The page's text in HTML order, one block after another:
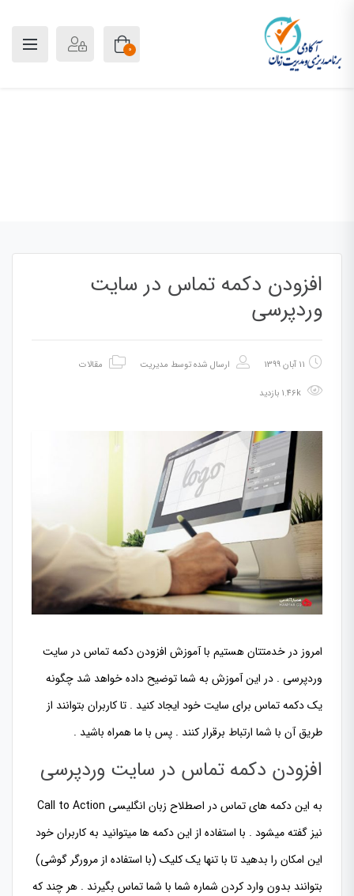
0
افزودن دکمه تماس در سایت
وردپرسی
11 آبان 1399 ارسال شده توسط مدیریت مقالات
امروز در خدمتتان هستیم با آموزش افزودن دکمه تماس در سایت
وردپرسی . در این آموزش به شما توضیح داده خواهد شد چگونه
یک دکمه تماس برای سایت خود ایجاد کنید . تا کاربران بتوانند از
طریق آن با شما ارتباط برقرار کنند . پس با ما همراه باشید .
افزودن دکمه تماس در سایت وردپرسی
به این دکمه های تماس در اصطلاح زبان انگلیسی Call to Action
نیز گفته میشود . با استفاده از این دکمه ها میتوانید به کاربران خود
این امکان را بدهید تا با تنها یک کلیک (با استفاده از مرورگر گوشی)
بتوانند بدون وارد کردن شماره شما با شما تماس بگیرند . هر چند که